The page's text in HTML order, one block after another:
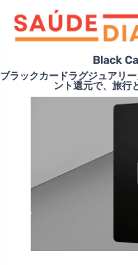
Black
ブラックカードラグジュアリ
ント還元で、旅行